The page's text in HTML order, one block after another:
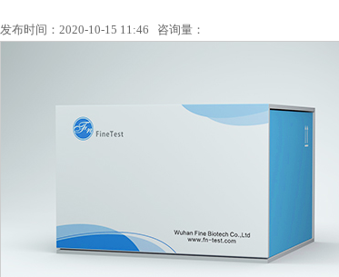
发布时间：2020-10-15 11:46 咨询量：